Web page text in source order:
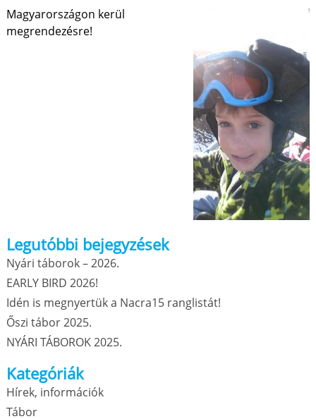
Magyarországon kerül
megrendezésre!
Legutóbbi bejegyzések
Nyári táborok – 2026.
EARLY BIRD 2026!
Idén is megnyertük a Nacra15 ranglistát!
Őszi tábor 2025.
NYÁRI TÁBOROK 2025.
Kategóriák
Hírek, információk
Tábor